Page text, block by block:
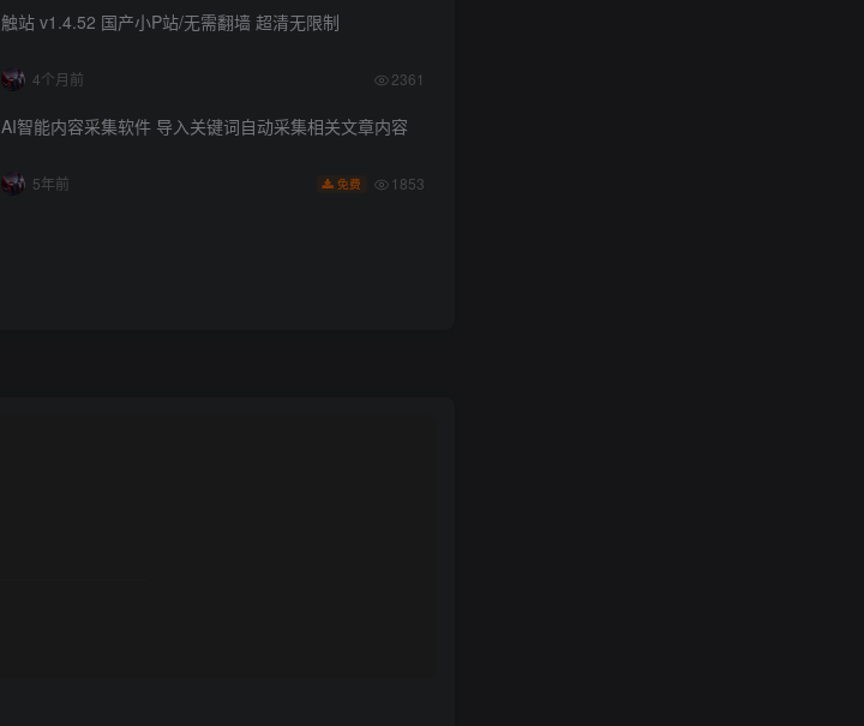
触站 v1.4.52 国产小P站/无需翻墙 超清无限制
4个月前 2361
AI智能内容采集软件 导入关键词自动采集相关文章内容
5年前 免费 1853